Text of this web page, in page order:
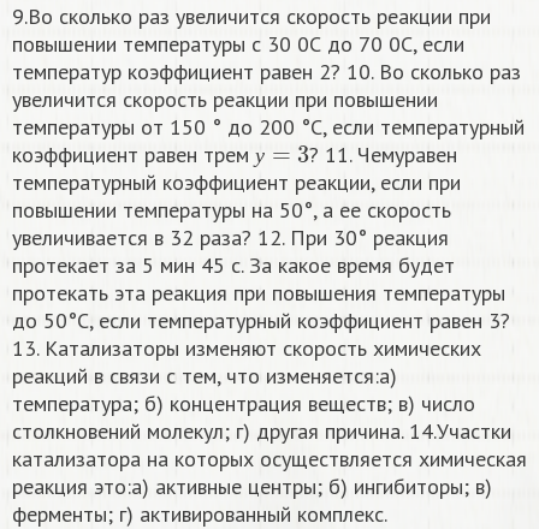
9.Во сколько раз увеличится скорость реакции при
повышении температуры с 30 0С до 70 0С, если
температур коэффициент равен 2? 10. Во сколько раз
увеличится скорость реакции при повышении
температуры от 150 ° до 200 °С, если температурный
коэффициент равен трем
у
у=3
? 11. Чемуравен
температурный коэффициент реакции, если при
повышении температуры на 50°, а ее скорость
увеличивается в 32 раза? 12. При 30° реакция
протекает за 5 мин 45 с. За какое время будет
протекать эта реакция при повышения температуры
до 50°С, если температурный коэффициент равен 3?
13. Катализаторы изменяют скорость химических
реакций в связи с тем, что изменяется:а)
температура; б) концентрация веществ; в) число
столкновений молекул; г) другая причина. 14.Участки
катализатора на которых осуществляется химическая
реакция это:а) активные центры; б) ингибиторы; в)
ферменты; г) активированный комплекс.